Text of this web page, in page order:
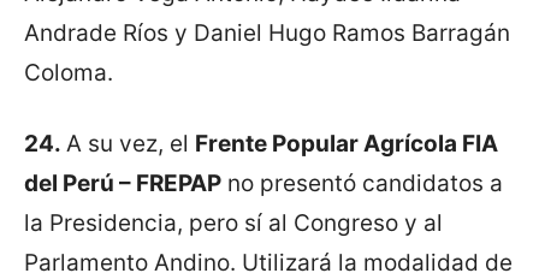
Andrade Ríos y Daniel Hugo Ramos Barragán
Coloma.
24. A su vez, el Frente Popular Agrícola FIA
del Perú – FREPAP no presentó candidatos a
la Presidencia, pero sí al Congreso y al
Parlamento Andino. Utilizará la modalidad de